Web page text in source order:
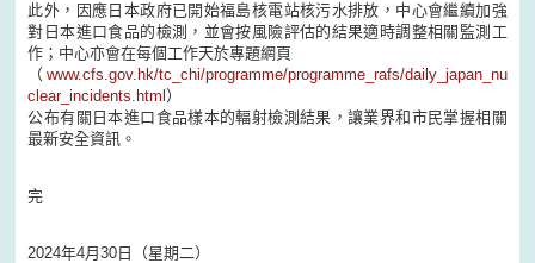
此外，因應日本政府已開始福島核電站核污水排放，中心會繼續加強
對日本進口食品的檢測，並會按風險評估的結果適時調整相關監測工
作；中心亦會在每個工作天於專題網頁
（ www.cfs.gov.hk/tc_chi/programme/programme_rafs/daily_japan_nu
clear_incidents.html）
公布有關日本進口食品樣本的輻射檢測結果，讓業界和市民掌握相關
最新安全資訊。
完
2024年4月30日（星期二）